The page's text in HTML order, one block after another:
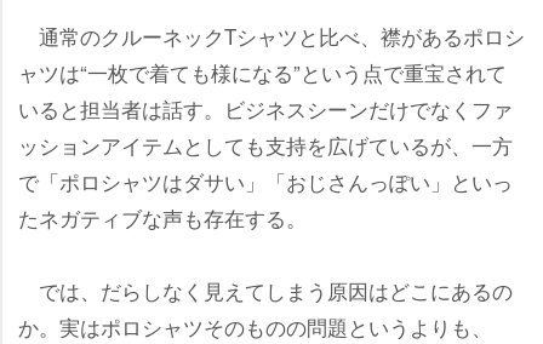
通常のクルーネックTシャツと比べ、襟があるポロシ
ャツは“一枚で着ても様になる”という点で重宝されて
いると担当者は話す。ビジネスシーンだけでなくファ
ッションアイテムとしても支持を広げているが、一方
で「ポロシャツはダサい」「おじさんっぽい」といっ
たネガティブな声も存在する。
では、だらしなく見えてしまう原因はどこにあるの
か。実はポロシャツそのものの問題というよりも、